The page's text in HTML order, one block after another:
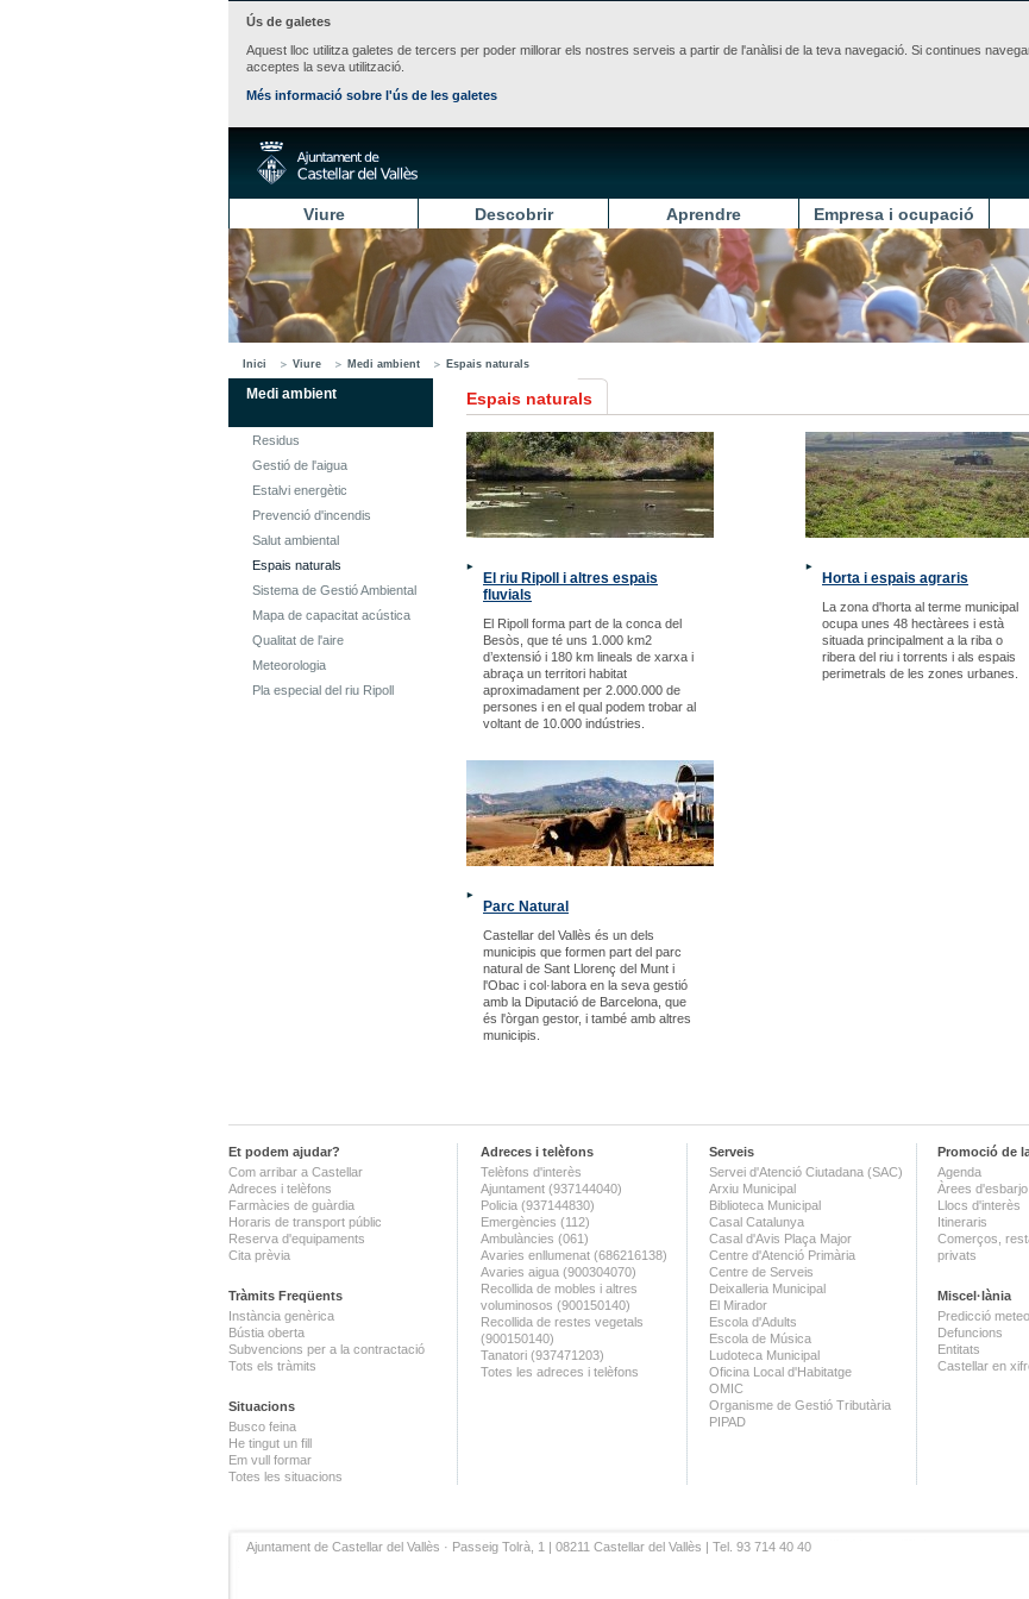
Ús de galetes
Aquest lloc utilitza galetes de tercers per poder millorar els nostres serveis a partir de l'anàlisi de la teva navegació. Si continues
acceptes la seva utilització.
Més informació sobre l'ús de les galetes
Viure Descobrir Aprendre Empresa i ocupació
Inici Viure Medi ambient Espais naturals
Medi ambient
Residus
Gestió de l'aigua
Estalvi energètic
Prevenció d'incendis
Salut ambiental
Espais naturals
Sistema de Gestió Ambiental
Mapa de capacitat acústica
Qualitat de l'aire
Meteorologia
Pla especial del riu Ripoll
Espais naturals
El riu Ripoll i altres espais
fluvials
El Ripoll forma part de la conca del
Besòs, que té uns 1.000 km2
d’extensió i 180 km lineals de xarxa i
abraça un territori habitat
aproximadament per 2.000.000 de
persones i en el qual podem trobar al
voltant de 10.000 indústries.
Horta i espais agraris
La zona d'horta al terme municipal
ocupa unes 48 hectàrees i està
situada principalment a la riba o
ribera del riu i torrents i als espais
perimetrals de les zones urbanes.
Parc Natural
Castellar del Vallès és un dels
municipis que formen part del parc
natural de Sant Llorenç del Munt i
l'Obac i col·labora en la seva gestió
amb la Diputació de Barcelona, que
és l'òrgan gestor, i també amb altres
municipis.
Et podem ajudar?
Com arribar a Castellar
Adreces i telèfons
Farmàcies de guàrdia
Horaris de transport públic
Reserva d'equipaments
Cita prèvia
Tràmits Freqüents
Instància genèrica
Bústia oberta
Subvencions per a la contractació
Tots els tràmits
Situacions
Busco feina
He tingut un fill
Em vull formar
Totes les situacions
Adreces i telèfons
Telèfons d'interès
Ajuntament (937144040)
Policia (937144830)
Emergències (112)
Ambulàncies (061)
Avaries enllumenat (686216138)
Avaries aigua (900304070)
Recollida de mobles i altres
voluminosos (900150140)
Recollida de restes vegetals
(900150140)
Tanatori (937471203)
Totes les adreces i telèfons
Serveis
Servei d'Atenció Ciutadana (SAC)
Arxiu Municipal
Biblioteca Municipal
Casal Catalunya
Casal d'Avis Plaça Major
Centre d'Atenció Primària
Centre de Serveis
Deixalleria Municipal
El Mirador
Escola d'Adults
Escola de Música
Ludoteca Municipal
Oficina Local d'Habitatge
OMIC
Organisme de Gestió Tributària
PIPAD
Promoció de
Agenda
Àrees d'esbarjo
Llocs d'interès
Itineraris
Comerços,
privats
Miscel·lània
Predicció
Defuncions
Entitats
Castellar en
Ajuntament de Castellar del Vallès · Passeig Tolrà, 1 | 08211 Castellar del Vallès | Tel. 93 714 40 40